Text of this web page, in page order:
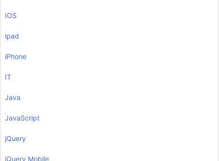
IOS
ipad
iPhone
IT
Java
JavaScript
jQuery
jQuery Mobile